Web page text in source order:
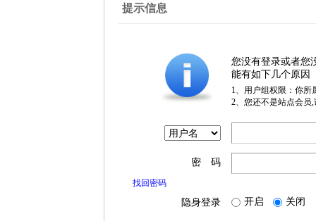
提示信息
您没有登录或者您
能有如下几个原因
1、用户组权限：你所
2、您还不是站点会员
密 码
找回密码
隐身登录 开启 关闭